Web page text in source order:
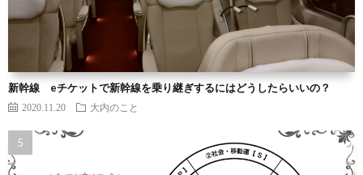
新幹線 eチケットで新幹線を乗り継ぎするにはどうしたらいいの？
2020.11.20 大内のこと